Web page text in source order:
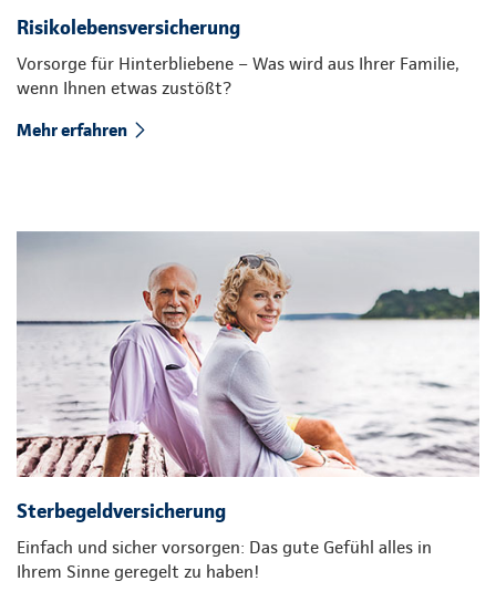
Risikolebensversicherung
Vorsorge für Hinterbliebene – Was wird aus Ihrer Familie,
wenn Ihnen etwas zustößt?
Mehr erfahren
Sterbegeldversicherung
Einfach und sicher vorsorgen: Das gute Gefühl alles in
Ihrem Sinne geregelt zu haben!